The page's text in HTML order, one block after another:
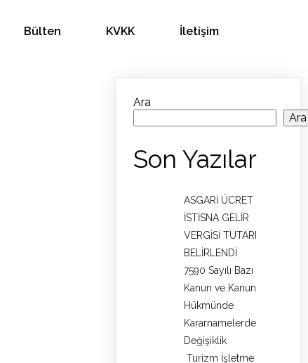
Bülten KVKK İletişim
Ara
Ara
Son Yazılar
ASGARİ ÜCRET
İSTİSNA GELİR
VERGİSİ TUTARI
BELİRLENDİ
7590 Sayılı Bazı
Kanun ve Kanun
Hükmünde
Kararnamelerde
Değişiklik
Turizm İşletme